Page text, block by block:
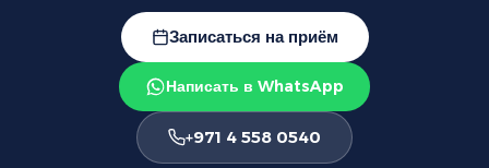
Записаться на приём
Написать в WhatsApp
+971 4 558 0540